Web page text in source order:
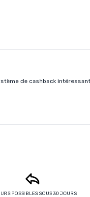
de cashback
POSSIBLES SOUS 30 JOURS